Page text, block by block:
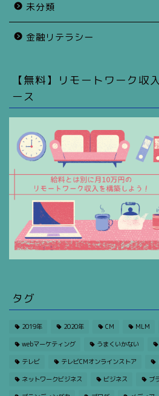
未分類
金融リテラシー
【無料】リモートワーク収
ース
タグ
2019年 2020年 CM MLM
webマーケティング うまくいかない
テレビ テレビCMオンラインストア
ネットワークビジネス ビジネス ブ